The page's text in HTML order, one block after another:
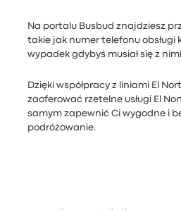
Na portalu Busbud znajdziesz
takie jak numer telefonu obsługi
wypadek gdybyś musiał się z
Dzięki współpracy z liniami El
zaoferować rzetelne usługi El
samym zapewnić Ci wygodne i
podróżowanie.